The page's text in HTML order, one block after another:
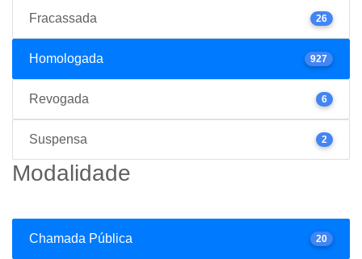
Fracassada 26
Homologada 927
Revogada 6
Suspensa 2
Modalidade
Chamada Pública 20